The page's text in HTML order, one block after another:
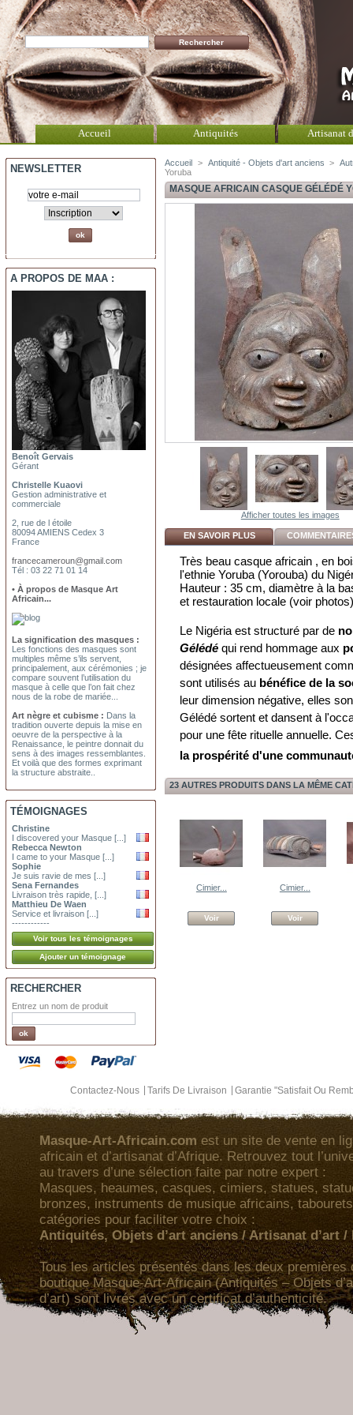
Accueil Antiquités Artisanat
NEWSLETTER
A PROPOS DE MAA :
Benoît Gervais
Gérant
Christelle Kuaovi
Gestion administrative et
commerciale
2, rue de l étoile
80094 AMIENS Cedex 3
France
francecameroun@gmail.com
Tél : 03 22 71 01 14
• À propos de Masque Art
Africain...
La signification des masques :
Les fonctions des masques sont
multiples même s’ils servent,
principalement, aux cérémonies ; je
compare souvent l’utilisation du
masque à celle que l’on fait chez
nous de la robe de mariée...
Art nègre et cubisme : Dans la
tradition ouverte depuis la mise en
oeuvre de la perspective à la
Renaissance, le peintre donnait du
sens à des images ressemblantes.
Et voilà que des formes exprimant
la structure abstraite..
TÉMOIGNAGES
Christine
I discovered your Masque [...]
Rebecca Newton
I came to your Masque [...]
Sophie
Je suis ravie de mes [...]
Sena Fernandes
Livraison très rapide, [...]
Matthieu De Waen
Service et livraison [...]
------------
RECHERCHER
Entrez un nom de produit
Accueil > Antiquité - Objets d'art anciens >
Yoruba
MASQUE AFRICAIN CASQUE GÉLÉDÉ
Afficher toutes les images
EN SAVOIR PLUS
Très beau casque africain , en
l'ethnie Yoruba (Yorouba) du
Hauteur : 35 cm, diamètre à la
et restauration locale (voir
Le Nigéria est structuré par de
Gélédé qui rend hommage aux
désignées affectueusement
sont utilisés au bénéfice de la
leur dimension négative, elles
Gélédé sortent et dansent à
pour une fête rituelle annuelle.
la prospérité d'une
23 AUTRES PRODUITS DANS LA MÊME
Cimier...
Voir
Cimier...
Voir
Contactez-Nous Tarifs De Livraison Garantie "Satisfait Ou
Masque-Art-Africain.com est un site de vente en
africain et d’artisanat d’Afrique. Retrouvez tout
au travers d’une sélection faite par notre expert :
Masques, heaumes, casques, cimiers, statues,
bronzes, instruments de musique africains,
catégories pour faciliter votre choix :
Antiquités, Objets d’art anciens / Artisanat d’art /
Tous les articles présentés dans les deux premières
boutique Masque-Art-Africain (Antiquités – Objets
d’art) sont livrés avec un certificat d’authenticité.